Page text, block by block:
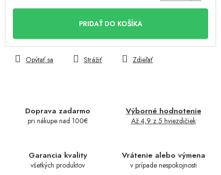
PRIDAŤ DO KOŠÍKA
Doprava zadarmo
pri nákupe nad 100€
Výborné hodnotenie
Až 4,9 z 5 hviezdičiek
Garancia kvality
všetkých produktov
Vrátenie alebo výmena
v prípade nespokojnosti
Opýtať sa Strážiť Zdieľať